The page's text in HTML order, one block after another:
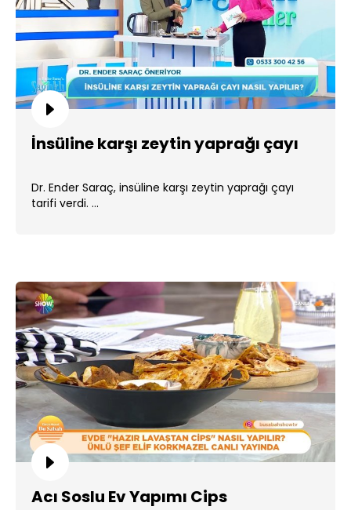
İnsüline karşı zeytin yaprağı çayı
Dr. Ender Saraç, insüline karşı zeytin yaprağı çayı
tarifi verdi. ...
Acı Soslu Ev Yapımı Cips